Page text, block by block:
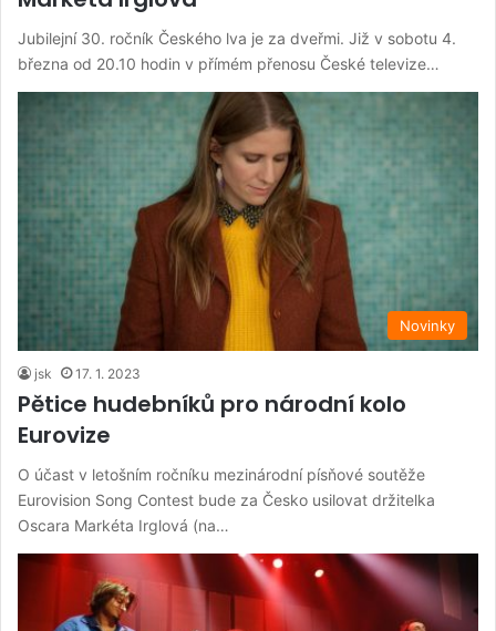
Jubilejní 30. ročník Českého lva je za dveřmi. Již v sobotu 4.
března od 20.10 hodin v přímém přenosu České televize…
Novinky
jsk 17. 1. 2023
Pětice hudebníků pro národní kolo
Eurovize
O účast v letošním ročníku mezinárodní písňové soutěže
Eurovision Song Contest bude za Česko usilovat držitelka
Oscara Markéta Irglová (na…